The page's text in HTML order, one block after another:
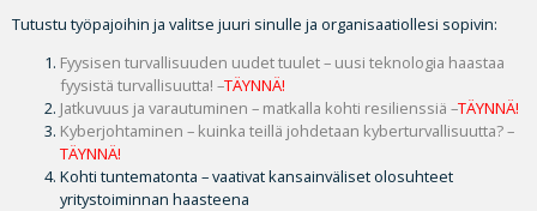
Tutustu työpajoihin ja valitse juuri sinulle ja organisaatiollesi sopivin:
Fyysisen turvallisuuden uudet tuulet – uusi teknologia haastaa
fyysistä turvallisuutta! –TÄYNNÄ!
Jatkuvuus ja varautuminen – matkalla kohti resilienssiä –TÄYNNÄ!
Kyberjohtaminen – kuinka teillä johdetaan kyberturvallisuutta?–
TÄYNNÄ!
Kohti tuntematonta – vaativat kansainväliset olosuhteet
yritystoiminnan haasteena